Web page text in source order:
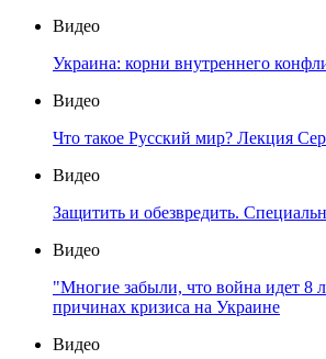
Видео
Украина: корни внутреннего
Видео
Что такое Русский мир? Лекция
Видео
Защитить и обезвредить.
Видео
"Многие забыли, что война идет 8
причинах кризиса на Украине
Видео